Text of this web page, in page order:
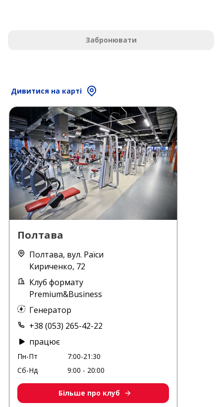
Забронювати
Дивитися на карті
Полтава
Полтава, вул. Раїси
Кириченко, 72
Клуб формату
Premium&Business
Генератор
+38 (053) 265-42-22
працює
Пн-Пт
7:00-21:30
Сб-Нд
9:00 - 20:00
Більше про клуб